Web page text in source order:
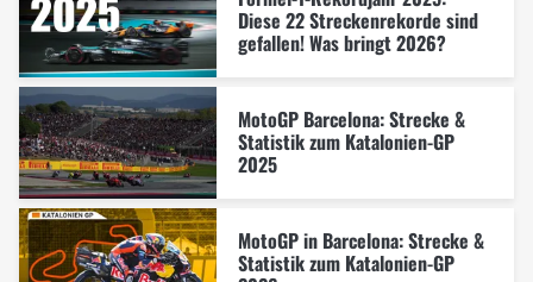
Diese 22 Streckenrekorde sind
gefallen! Was bringt 2026?
MotoGP Barcelona: Strecke &
Statistik zum Katalonien-GP
2025
MotoGP in Barcelona: Strecke &
Statistik zum Katalonien-GP